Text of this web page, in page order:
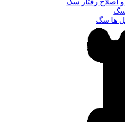
اصلاح رفتار سگ
سگ
ها سگ